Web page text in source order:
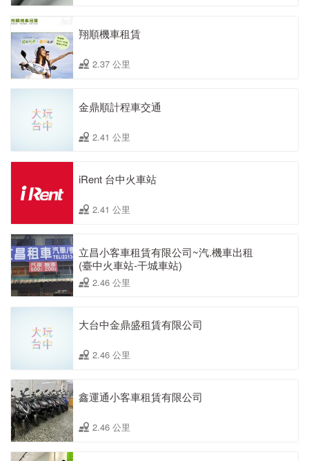
翔順機車租賃
2.37 公里
金鼎順計程車交通
2.41 公里
iRent 台中火車站
2.41 公里
立昌小客車租賃有限公司~汽.機車出租
(臺中火車站-干城車站)
2.46 公里
大台中金鼎盛租賃有限公司
2.46 公里
鑫運通小客車租賃有限公司
2.46 公里